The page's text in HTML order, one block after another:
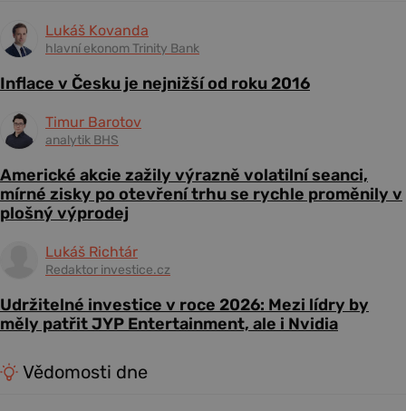
Lukáš Kovanda
hlavní ekonom Trinity Bank
Inflace v Česku je nejnižší od roku 2016
Timur Barotov
analytik BHS
Americké akcie zažily výrazně volatilní seanci,
mírné zisky po otevření trhu se rychle proměnily v
plošný výprodej
Lukáš Richtár
Redaktor investice.cz
Udržitelné investice v roce 2026: Mezi lídry by
měly patřit JYP Entertainment, ale i Nvidia
Vědomosti dne